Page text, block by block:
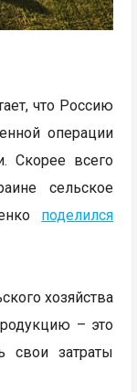
что Россию
операции
Скорее всего
сельское
поделился
хозяйства
– это
свои затраты